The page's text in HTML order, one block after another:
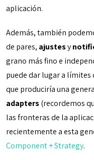
aplicación.
Además, también
de pares, ajustesy
grano más fino e
puede dar lugar a límites
que produciría una
adapters(recordemos
las fronteras de la
recientemente a esta
Component + Strategy.